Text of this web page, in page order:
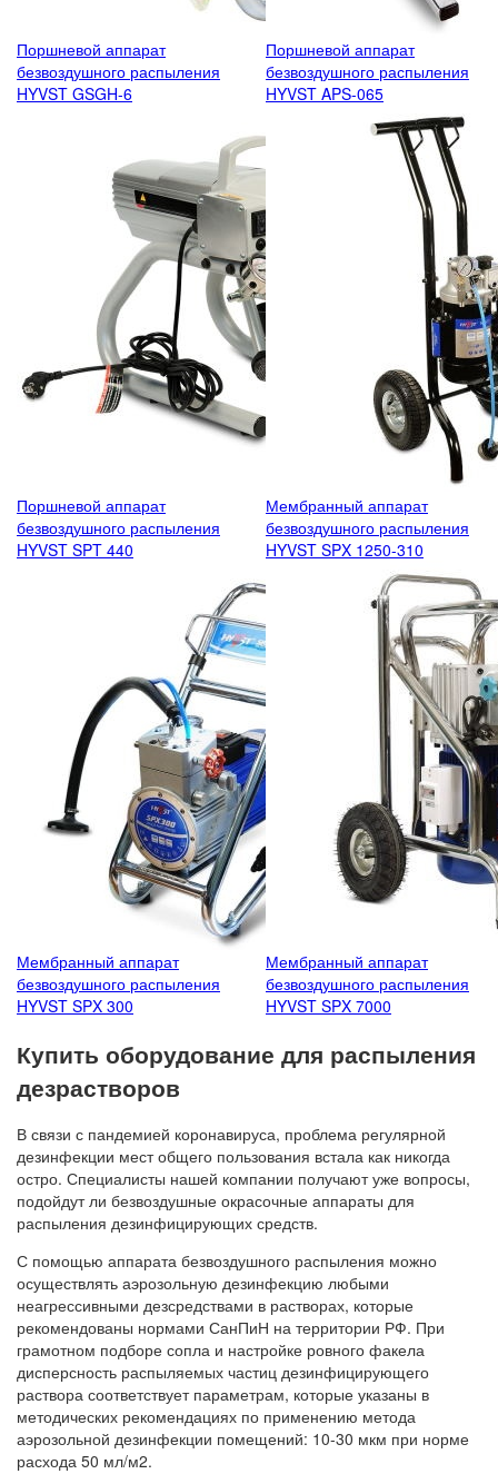
Поршневой аппарат
безвоздушного распыления
HYVST GSGH-6
Поршневой аппарат
безвоздушного распыления
HYVST APS-065
Поршневой аппарат
безвоздушного распыления
HYVST SPT 440
Мембранный аппарат
безвоздушного распыления
HYVST SPX 1250-310
Мембранный аппарат
безвоздушного распыления
HYVST SPX 300
Мембранный аппарат
безвоздушного распыления
HYVST SPX 7000
Купить оборудование для распыления
дезрастворов
В связи с пандемией коронавируса, проблема регулярной
дезинфекции мест общего пользования встала как никогда
остро. Специалисты нашей компании получают уже вопросы,
подойдут ли безвоздушные окрасочные аппараты для
распыления дезинфицирующих средств.
С помощью аппарата безвоздушного распыления можно
осуществлять аэрозольную дезинфекцию любыми
неагрессивными дезсредствами в растворах, которые
рекомендованы нормами СанПиН на территории РФ. При
грамотном подборе сопла и настройке ровного факела
дисперсность распыляемых частиц дезинфицирующего
раствора соответствует параметрам, которые указаны в
методических рекомендациях по применению метода
аэрозольной дезинфекции помещений: 10-30 мкм при норме
расхода 50 мл/м2.